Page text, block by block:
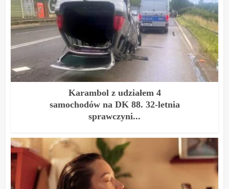
Karambol z udziałem 4
samochodów na DK 88. 32-letnia
sprawczyni...